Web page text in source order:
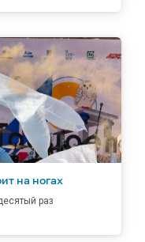
на ногах
раз